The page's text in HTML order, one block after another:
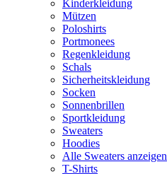
Kinderkleidung
Mützen
Poloshirts
Portmonees
Regenkleidung
Schals
Sicherheitskleidung
Socken
Sonnenbrillen
Sportkleidung
Sweaters
Hoodies
Alle Sweaters anzeigen
T-Shirts